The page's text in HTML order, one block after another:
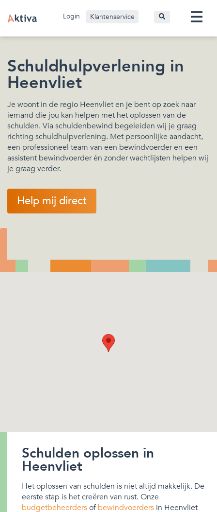
Login Klantenservice
Schuldhulpverlening in
Heenvliet
Je woont in de regio Heenvliet en je bent op zoek naar
iemand die jou kan helpen met het oplossen van de
schulden. Via schuldenbewind begeleiden wij je graag
richting schuldhulpverlening. Met persoonlijke aandacht,
een professioneel team van een bewindvoerder en een
assistent bewindvoerder én zonder wachtlijsten helpen wij
je graag verder.
Help mij direct
Schulden oplossen in
Heenvliet
Het oplossen van schulden is niet altijd makkelijk. De
eerste stap is het creëren van rust. Onze
budgetbeheerdersofbewindvoerders in Heenvliet